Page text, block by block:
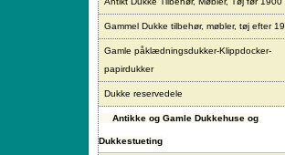
Gammel Dukke tilbehør, møbler, tøj efter
Gamle påklædningsdukker-Klippdocker-
papirdukker
Dukke reservedele
Antikke og Gamle Dukkehuse og
Dukkestueting